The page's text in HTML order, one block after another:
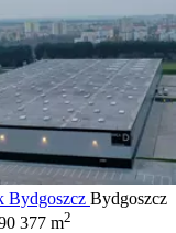
Bydgoszcz Bydgoszcz
377 m2